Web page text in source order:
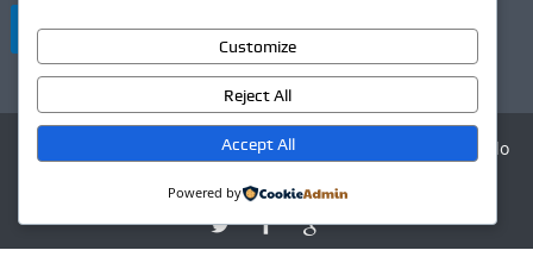
Suscribirse
Agencia Digital - Desarrollo
Customize
Reject All
Accept All
Powered by